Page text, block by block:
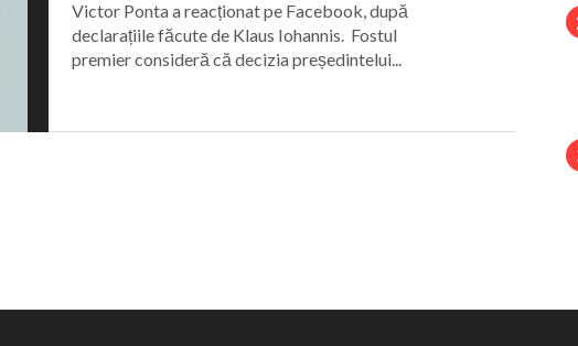
Victor Ponta a reacționat pe Facebook, după
declarațiile făcute de Klaus Iohannis. Fostul
premier consideră că decizia președintelui...